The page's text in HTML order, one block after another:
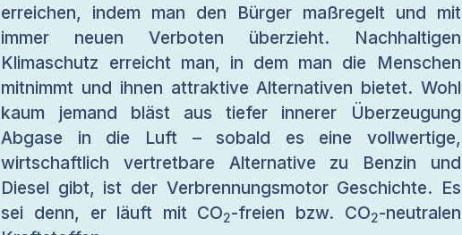
erreichen, indem man den Bürger maßregelt und mit
immer neuen Verboten überzieht. Nachhaltigen
Klimaschutz erreicht man, in dem man die Menschen
mitnimmt und ihnen attraktive Alternativen bietet. Wohl
kaum jemand bläst aus tiefer innerer Überzeugung
Abgase in die Luft – sobald es eine vollwertige,
wirtschaftlich vertretbare Alternative zu Benzin und
Diesel gibt, ist der Verbrennungsmotor Geschichte. Es
sei denn, er läuft mit CO2-freien bzw. CO2-neutralen